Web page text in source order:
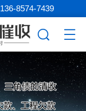
136-8574-7439